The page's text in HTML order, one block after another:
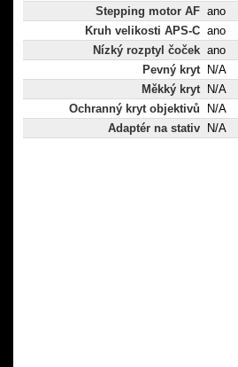
Stepping motor AF ano
Kruh velikosti APS-C ano
Nízký rozptyl čoček ano
Pevný kryt
N/A
Měkký kryt
N/A
Ochranný kryt objektivů
N/A
Adaptér na stativ
N/A